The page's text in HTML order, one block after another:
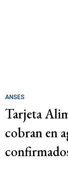
ANSES
Tarjeta
cobran en